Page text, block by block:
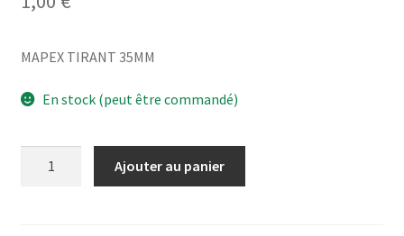
MAPEX TIRANT 35MM
En stock (peut être commandé)
Ajouter au panier